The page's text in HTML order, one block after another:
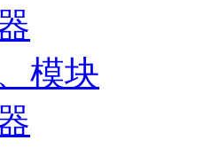
模块